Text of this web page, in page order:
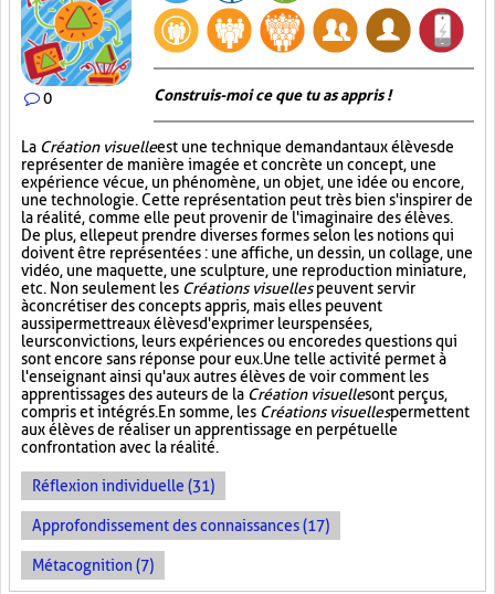
0 Construis-moi ce que tu as appris !
La Création visuelleest une technique demandant aux élèves de
représenter de manière imagée et concrète un concept, une
expérience vécue, un phénomène, un objet, une idée ou encore,
une technologie. Cette représentation peut très bien s'inspirer de
la réalité, comme elle peut provenir de l'imaginaire des élèves.
De plus, elle peut prendre diverses formes selon les notions qui
doivent être représentées : une affiche, un dessin, un collage, une
vidéo, une maquette, une sculpture, une reproduction miniature,
etc. Non seulement les Créations visuellespeuvent servir
à concrétiser des concepts appris, mais elles peuvent
aussi permettre aux élèves d'exprimer leurs pensées,
leurs convictions, leurs expériences ou encore des questions qui
sont encore sans réponse pour eux. Une telle activité permet à
l'enseignant ainsi qu'aux autres élèves de voir comment les
apprentissages des auteurs de la Création visuellesont perçus,
compris et intégrés. En somme, les Créations visuellespermettent
aux élèves de réaliser un apprentissage en perpétuelle
confrontation avec la réalité.
Réflexion individuelle (31)
Approfondissement des connaissances (17)
Métacognition (7)